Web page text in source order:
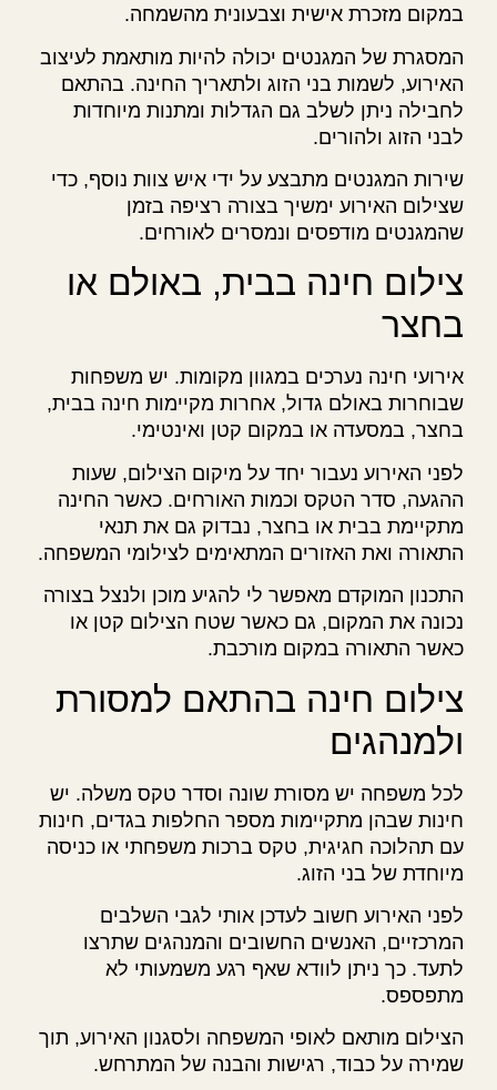
במקום מזכרת אישית וצבעונית מהשמחה.
המסגרת של המגנטים יכולה להיות מותאמת לעיצוב
האירוע, לשמות בני הזוג ולתאריך החינה. בהתאם
לחבילה ניתן לשלב גם הגדלות ומתנות מיוחדות
לבני הזוג ולהורים.
שירות המגנטים מתבצע על ידי איש צוות נוסף, כדי
שצילום האירוע ימשיך בצורה רציפה בזמן
שהמגנטים מודפסים ונמסרים לאורחים.
צילום חינה בבית, באולם או
בחצר
אירועי חינה נערכים במגוון מקומות. יש משפחות
שבוחרות באולם גדול, אחרות מקיימות חינה בבית,
בחצר, במסעדה או במקום קטן ואינטימי.
לפני האירוע נעבור יחד על מיקום הצילום, שעות
ההגעה, סדר הטקס וכמות האורחים. כאשר החינה
מתקיימת בבית או בחצר, נבדוק גם את תנאי
התאורה ואת האזורים המתאימים לצילומי המשפחה.
התכנון המוקדם מאפשר לי להגיע מוכן ולנצל בצורה
נכונה את המקום, גם כאשר שטח הצילום קטן או
כאשר התאורה במקום מורכבת.
צילום חינה בהתאם למסורת
ולמנהגים
לכל משפחה יש מסורת שונה וסדר טקס משלה. יש
חינות שבהן מתקיימות מספר החלפות בגדים, חינות
עם תהלוכה חגיגית, טקס ברכות משפחתי או כניסה
מיוחדת של בני הזוג.
לפני האירוע חשוב לעדכן אותי לגבי השלבים
המרכזיים, האנשים החשובים והמנהגים שתרצו
לתעד. כך ניתן לוודא שאף רגע משמעותי לא
מתפספס.
הצילום מותאם לאופי המשפחה ולסגנון האירוע, תוך
שמירה על כבוד, רגישות והבנה של המתרחש.